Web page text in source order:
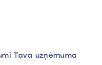
Tava uzņēmuma